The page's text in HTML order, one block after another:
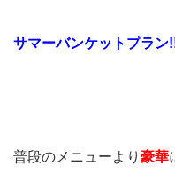
サマーバンケットプラン
普段のメニューより 豪華